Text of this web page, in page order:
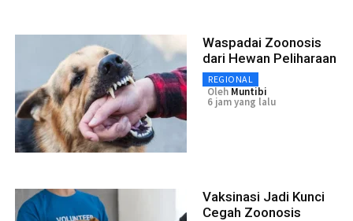
Waspadai Zoonosis
dari Hewan Peliharaan
REGIONAL
Oleh Muntibi
6 jam yang lalu
Vaksinasi Jadi Kunci
Cegah Zoonosis